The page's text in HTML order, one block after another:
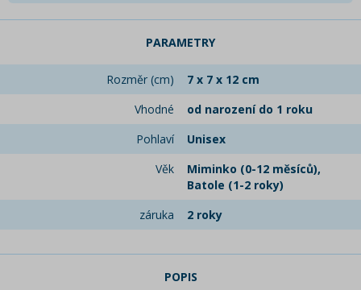
PARAMETRY
Rozměr (cm)
7 x 7 x 12 cm
Vhodné
od narození do 1 roku
Pohlaví
Unisex
Věk
Miminko (0-12 měsíců),
Batole (1-2 roky)
záruka
2 roky
POPIS